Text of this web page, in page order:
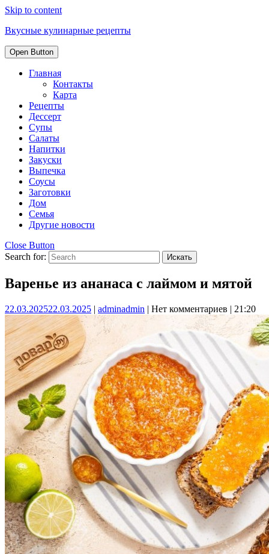
Skip to content
Вкусные кулинарные рецепты
Open Button
Главная
Контакты
Карта
Рецепты
Дессерт
Супы
Салаты
Напитки
Закуски
Выпечка
Соусы
Заготовки
Дом
Семья
Другие новости
Close Button
Search for:
Варенье из ананаса с лаймом и мятой
22.03.202522.03.2025 | adminadmin | Нет комментариев | 21:20